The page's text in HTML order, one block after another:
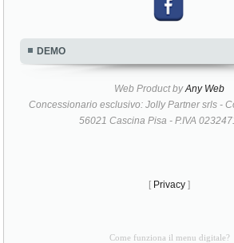
DEMO
Web Product byAny Web
Concessionario esclusivo: Jolly Partner srls -
56021 Cascina Pisa - P.IVA
[ Privacy ]
Come funziona il menu digitale?